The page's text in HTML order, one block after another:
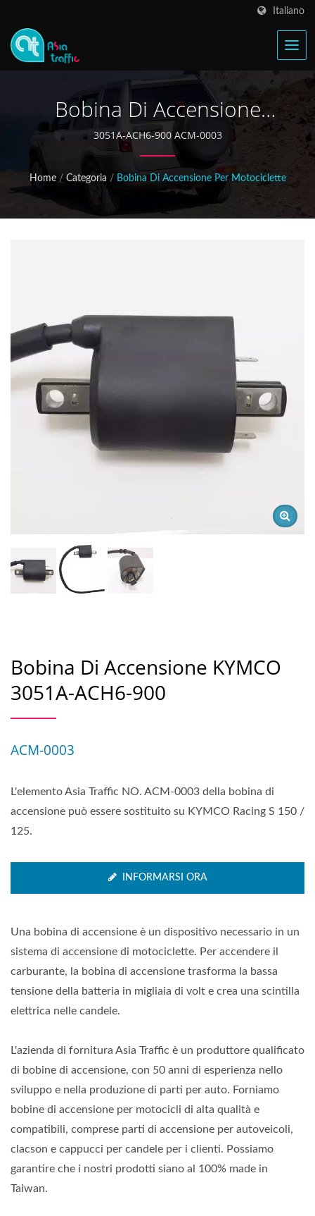
Italiano
Bobina Di Accensione
KYMCO 3051A-ACH6-900
3051A-ACH6-900 ACM-0003
Home / Categoria / Bobina Di Accensione Per Motociclette
Bobina Di Accensione KYMCO
3051A-ACH6-900
ACM-0003
L'elemento Asia Traffic NO. ACM-0003 della bobina di
accensione può essere sostituito su KYMCO Racing S 150 /
125.
INFORMARSI ORA
Una bobina di accensione è un dispositivo necessario in un
sistema di accensione di motociclette. Per accendere il
carburante, la bobina di accensione trasforma la bassa
tensione della batteria in migliaia di volt e crea una scintilla
elettrica nelle candele.
L'azienda di fornitura Asia Traffic è un produttore qualificato
di bobine di accensione, con 50 anni di esperienza nello
sviluppo e nella produzione di parti per auto. Forniamo
bobine di accensione per motocicli di alta qualità e
compatibili, comprese parti di accensione per autoveicoli,
clacson e cappucci per candele per i clienti. Possiamo
garantire che i nostri prodotti siano al 100% made in
Taiwan.